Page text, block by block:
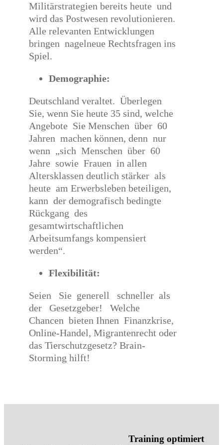
Militärstrategien bereits heute und
wird das Postwesen revolutionieren.
Alle relevanten Entwicklungen
bringen nagelneue Rechtsfragen ins
Spiel.
Demographie:
Deutschland veraltet. Überlegen
Sie, wenn Sie heute 35 sind, welche
Angebote Sie Menschen über 60
Jahren machen können, denn nur
wenn „sich Menschen über 60
Jahre sowie Frauen in allen
Altersklassen deutlich stärker als
heute am Erwerbsleben beteiligen,
kann der demografisch bedingte
Rückgang des
gesamtwirtschaftlichen
Arbeitsumfangs kompensiert
werden“.
Flexibilität:
Seien Sie generell schneller als
der Gesetzgeber! Welche
Chancen bieten Ihnen Finanzkrise,
Online-Handel, Migrantenrecht oder
das Tierschutzgesetz? Brain-
Storming hilft!
Training optimiert